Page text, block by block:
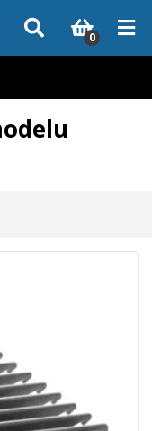
které nejsou skladem,
0